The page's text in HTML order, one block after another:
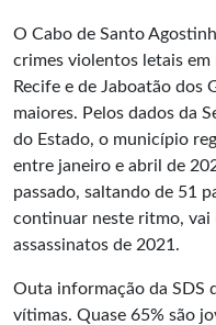
O Cabo de Santo
crimes violentos letais em
Recife e de Jaboatão dos
maiores. Pelos dados da
do Estado, o município
entre janeiro e abril de
passado, saltando de 51
continuar neste ritmo, vai
assassinatos de 2021.
Outa informação da SDS
vítimas. Quase 65% são